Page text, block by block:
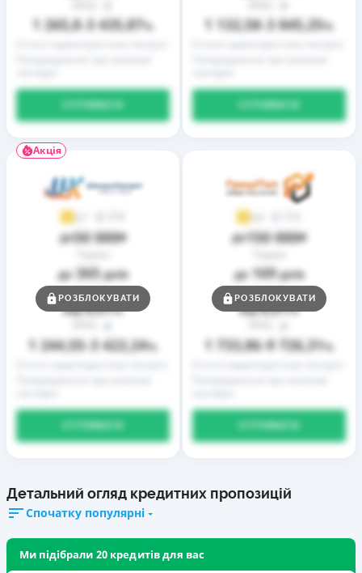
1 265,8 3 435,87% 1 132,58 3 845,25%
Акція
3,7
до50 000₴
до 365днів
Ставка
від0,01%
1 244,55– 3 422,24%
ОТРИМАТИ
РОЗБЛОКУВАТИ
3,9
до150 000₴
до 169днів
Ставка
від0,01%
1 733,86– 9 726,31%
ОТРИМАТИ
РОЗБЛОКУВАТИ
Детальний огляд кредитних пропозицій
Спочатку популярні
Ми підібрали 20 кредитів для вас